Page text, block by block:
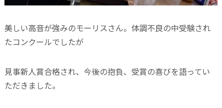
美しい高音が強みのモーリスさん。体調不良の中受験され
たコンクールでしたが
見事新人賞合格され、今後の抱負、受賞の喜びを語ってい
ただきました。